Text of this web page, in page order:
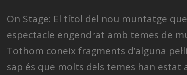
On Stage: El títol del nou muntatge
espectacle engendrat amb temes de
Tothom coneix fragments d’alguna
sap és que molts dels temes han estat